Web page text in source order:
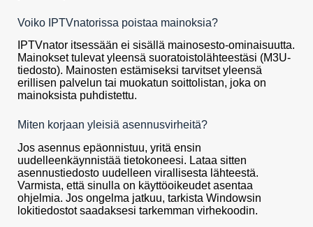
Voiko IPTVnatorissa poistaa mainoksia?
IPTVnator itsessään ei sisällä mainosesto-ominaisuutta.
Mainokset tulevat yleensä suoratoistolähteestäsi (M3U-
tiedosto). Mainosten estämiseksi tarvitset yleensä
erillisen palvelun tai muokatun soittolistan, joka on
mainoksista puhdistettu.
Miten korjaan yleisiä asennusvirheitä?
Jos asennus epäonnistuu, yritä ensin
uudelleenkäynnistää tietokoneesi. Lataa sitten
asennustiedosto uudelleen virallisesta lähteestä.
Varmista, että sinulla on käyttöoikeudet asentaa
ohjelmia. Jos ongelma jatkuu, tarkista Windowsin
lokitiedostot saadaksesi tarkemman virhekoodin.